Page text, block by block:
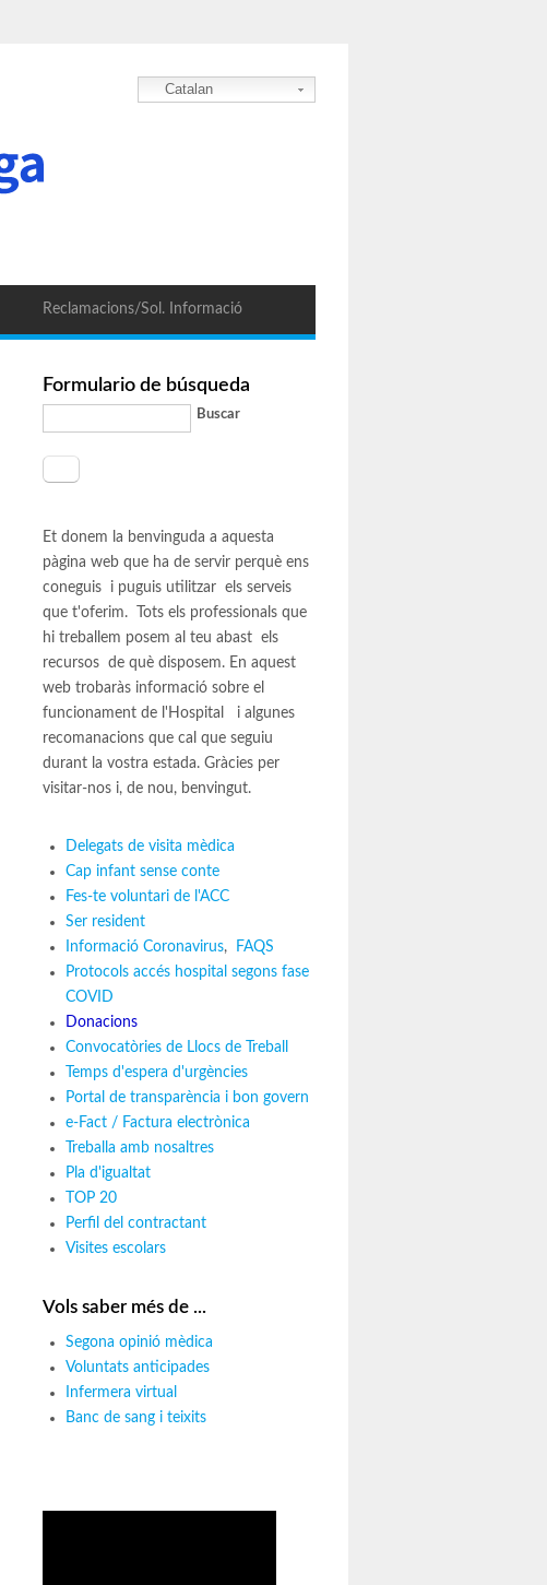
Catalan
Reclamacions/Sol. Informació
Formulario de búsqueda
Buscar
Et donem la benvinguda a aquesta
pàgina web que ha de servir perquè ens
coneguis i puguis utilitzar els serveis
que t'oferim. Tots els professionals que
hi treballem posem al teu abast els
recursos de què disposem. En aquest
web trobaràs informació sobre el
funcionament de l'Hospital i algunes
recomanacions que cal que seguiu
durant la vostra estada. Gràcies per
visitar-nos i, de nou, benvingut.
Delegats de visita mèdica
Cap infant sense conte
Fes-te voluntari de l'ACC
Ser resident
Informació Coronavirus,
FAQS
Protocols accés hospital segons fase
COVID
Donacions
Convocatòries de Llocs de Treball
Temps d'espera d'urgències
Portal de transparència i bon govern
e-Fact / Factura electrònica
Treballa amb nosaltres
Pla d'igualtat
TOP 20
Perfil del contractant
Visites escolars
Vols saber més de ...
Segona opinió mèdica
Voluntats anticipades
Infermera virtual
Banc de sang i teixits